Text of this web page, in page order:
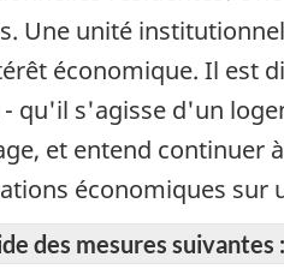
Une unité
économique. Il est
qu'il s'agisse d'un
et entend
économiques sur
des mesures suivantes :